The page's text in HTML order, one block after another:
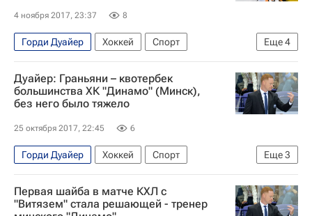
4 ноября 2017, 23:37 8
Еще4
Горди Дуайер Хоккей
Спорт
Александр Гулявцев
КХЛ 2025-2026
Северсталь
Динамо (Минск)
Дуайер: Граньяни – квотербек
большинства ХК "Динамо" (Минск),
без него было тяжело
25 октября 2017, 22:45 6
Еще3
Горди Дуайер Хоккей
Спорт
КХЛ 2025-2026
Динамо (Минск)
Марк-Андре Граньяни
Первая шайба в матче КХЛ с
"Витязем" стала решающей - тренер